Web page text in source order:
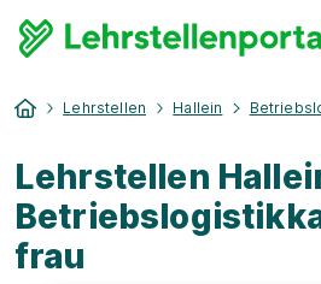
Lehrstellen Hallein
Lehrstellen
frau